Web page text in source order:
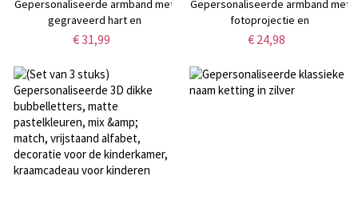
Gepersonaliseerde armband met
gegraveerd hart en
fotoprojectie, subtiele
verjaardags-/Moederdag-/Valentijnsdagcadeau
voor mama/stel
€ 31,99
Gepersonaliseerde armband met
fotoprojectie en
geboortebloem, gemaakt van
subtiele foto aan de binnenkant,
een ideaal verjaardags- of
Moederdagcadeau voor
€ 24,98